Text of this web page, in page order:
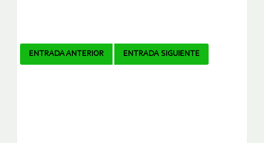
Navegador
ENTRADA ANTERIOR ENTRADA SIGUIENTE